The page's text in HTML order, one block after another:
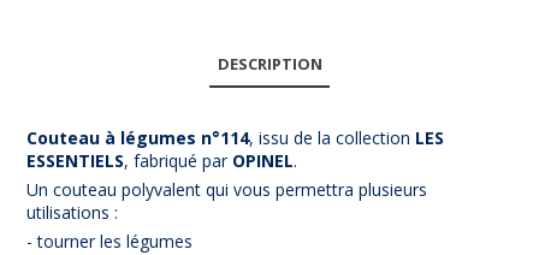
DESCRIPTION
Couteau à légumes n°114, issu de la collection LES
ESSENTIELS, fabriqué par OPINEL.
Un couteau polyvalent qui vous permettra plusieurs
utilisations :
- tourner les légumes